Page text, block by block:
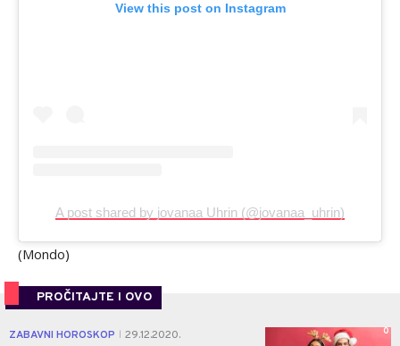
View this post on Instagram
A post shared by jovanaa Uhrin (@jovanaa_uhrin)
(Mondo)
PROČITAJTE I OVO
ZABAVNI HOROSKOP 29.12.2020. 0